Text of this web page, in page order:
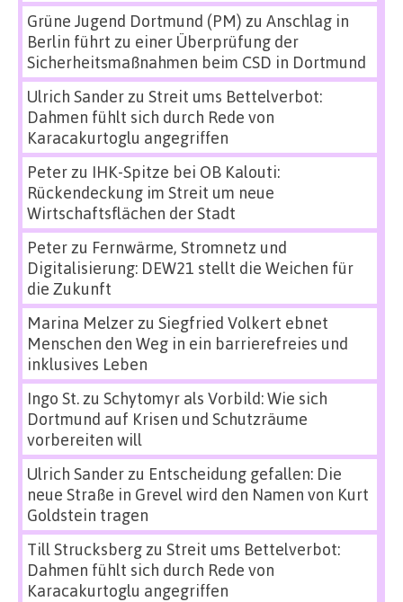
Grüne Jugend Dortmund (PM) zu Anschlag in
Berlin führt zu einer Überprüfung der
Sicherheitsmaßnahmen beim CSD in Dortmund
Ulrich Sanderzu Streit ums Bettelverbot:
Dahmen fühlt sich durch Rede von
Karacakurtoglu angegriffen
Peterzu IHK-Spitze bei OB Kalouti:
Rückendeckung im Streit um neue
Wirtschaftsflächen der Stadt
Peterzu Fernwärme, Stromnetz und
Digitalisierung: DEW21 stellt die Weichen für
die Zukunft
Marina Melzerzu Siegfried Volkert ebnet
Menschen den Weg in ein barrierefreies und
inklusives Leben
Ingo St.zu Schytomyr als Vorbild: Wie sich
Dortmund auf Krisen und Schutzräume
vorbereiten will
Ulrich Sanderzu Entscheidung gefallen: Die
neue Straße in Grevel wird den Namen von Kurt
Goldstein tragen
Till Strucksbergzu Streit ums Bettelverbot:
Dahmen fühlt sich durch Rede von
Karacakurtoglu angegriffen